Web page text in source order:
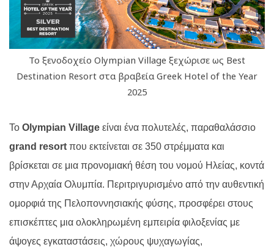
Το ξενοδοχείο Olympian Village ξεχώρισε ως Βest
Destination Resort στα βραβεία Greek Hotel of the Year
2025
Το Olympian Village είναι ένα πολυτελές, παραθαλάσσιο
grand resort που εκτείνεται σε 350 στρέμματα και
βρίσκεται σε μια προνομιακή θέση του νομού Ηλείας, κοντά
στην Αρχαία Ολυμπία. Περιτριγυρισμένο από την αυθεντική
ομορφιά της Πελοποννησιακής φύσης, προσφέρει στους
επισκέπτες μια ολοκληρωμένη εμπειρία φιλοξενίας με
άψογες εγκαταστάσεις, χώρους ψυχαγωγίας,